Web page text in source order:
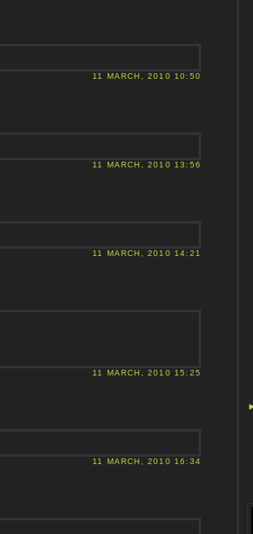
11 MARCH, 2010 10:50
11 MARCH, 2010 13:56
11 MARCH, 2010 14:21
11 MARCH, 2010 15:25
11 MARCH, 2010 16:34